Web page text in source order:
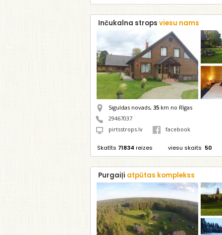
Inčukalna strops viesu nams
Siguldas novads, 35 km no Rīgas
29467037
pirtsstrops.lv
facebook
Skatīts 71834 reizes viesu skaits 50
Purgaiļi atpūtas komplekss